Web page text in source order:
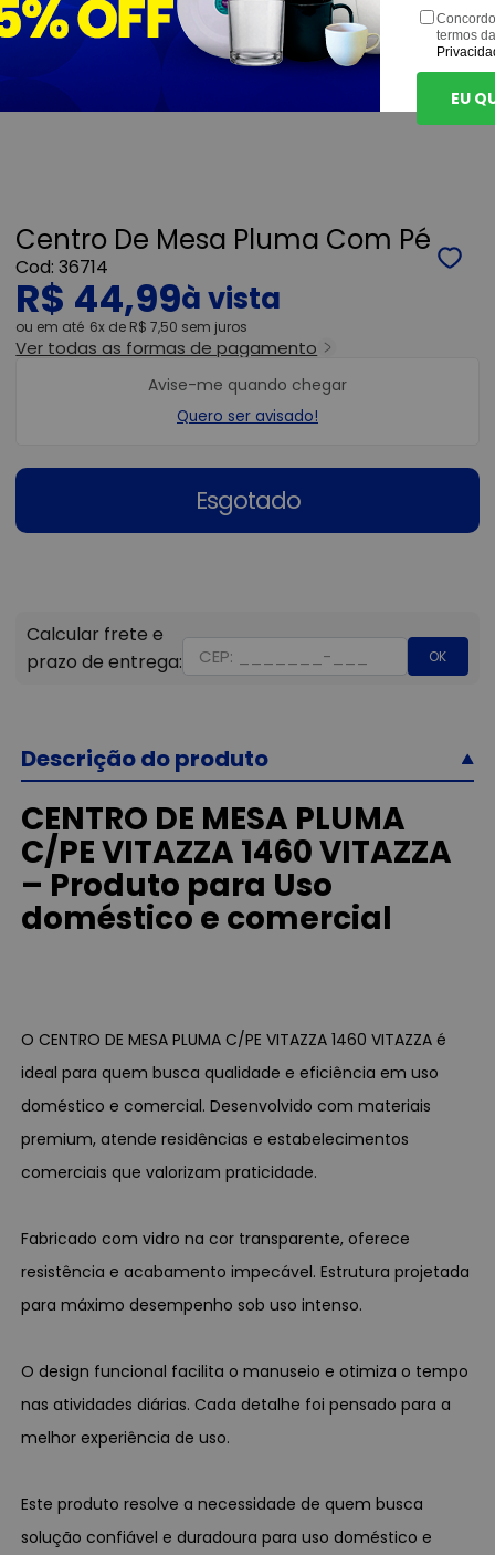
Centro De Mesa Pluma Com Pé
36714
R$ 44,99
ou 6x de R$ 7,50 sem juros
Ver todas as formas de pagamento
Esgotado
Avise-me quando chegar
Quero ser avisado!
OK
Descrição do produto
CENTRO DE MESA PLUMA
C/PE VITAZZA 1460 VITAZZA
– Produto para Uso
doméstico e comercial
O CENTRO DE MESA PLUMA C/PE VITAZZA 1460 VITAZZA é
ideal para quem busca qualidade e eficiência em uso
doméstico e comercial. Desenvolvido com materiais
premium, atende residências e estabelecimentos
comerciais que valorizam praticidade.
Fabricado com vidro na cor transparente, oferece
resistência e acabamento impecável. Estrutura projetada
para máximo desempenho sob uso intenso.
O design funcional facilita o manuseio e otimiza o tempo
nas atividades diárias. Cada detalhe foi pensado para a
melhor experiência de uso.
Este produto resolve a necessidade de quem busca
solução confiável e duradoura para uso doméstico e
termos
EU